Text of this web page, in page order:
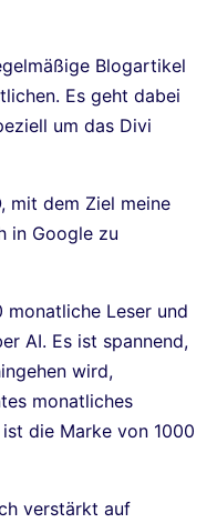
Blogartikel
Es geht dabei
um das Divi
mit dem Ziel meine
in Google zu
Leser und
AI. Es ist spannend,
wird,
monatliches
die Marke von 1000
verstärkt auf